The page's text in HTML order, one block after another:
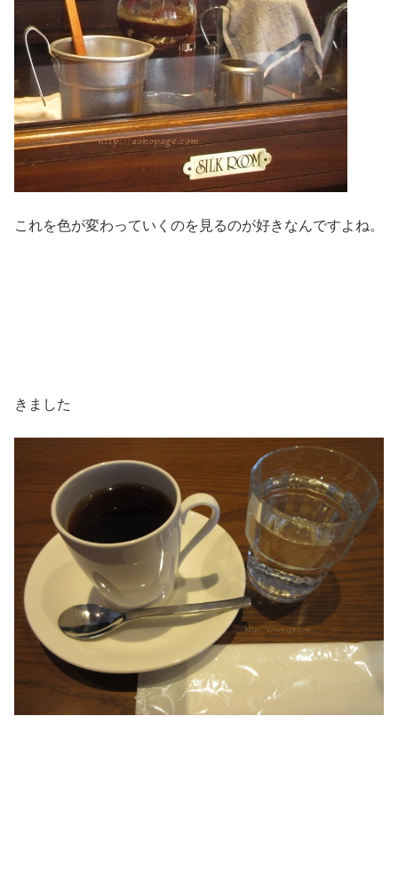
これを色が変わっていくのを見るのが好きなんですよね。
きました